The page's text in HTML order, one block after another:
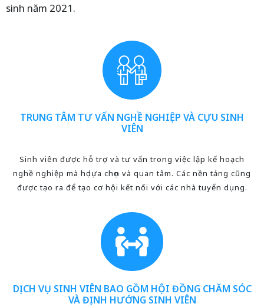
sinh năm 2021.
TRUNG TÂM TƯ VẤN NGHỀ NGHIỆP VÀ CỰU SINH
VIÊN
Sinh viên được hỗ trợ và tư vấn trong việc lập kế hoạch
nghề nghiệp mà họ lựa chọn và quan tâm. Các nền tảng cũng
được tạo ra để tạo cơ hội kết nối với các nhà tuyển dụng.
DỊCH VỤ SINH VIÊN BAO GỒM HỘI ĐỒNG CHĂM SÓC
VÀ ĐỊNH HƯỚNG SINH VIÊN